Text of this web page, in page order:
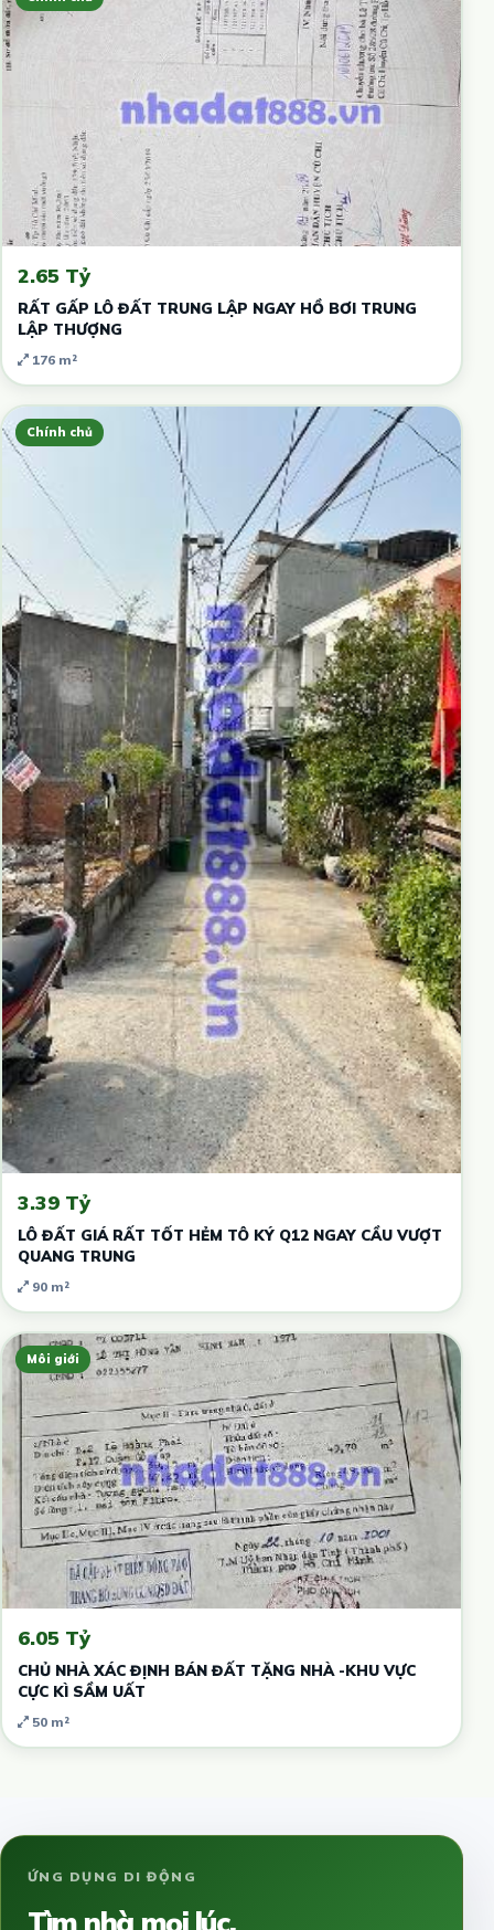
2.65 Tỷ
RẤT GẤP LÔ ĐẤT TRUNG LẬP NGAY HỒ BƠI TRUNG
LẬP THƯỢNG
176 m²
Chính chủ
3.39 Tỷ
LÔ ĐẤT GIÁ RẤT TỐT HẺM TÔ KÝ Q12 NGAY CẦU VƯỢT
QUANG TRUNG
90 m²
Môi giới
6.05 Tỷ
CHỦ NHÀ XÁC ĐỊNH BÁN ĐẤT TẶNG NHÀ -KHU VỰC
CỰC KÌ SẦM UẤT
50 m²
ỨNG DỤNG DI ĐỘNG
Tìm nhà mọi lúc,